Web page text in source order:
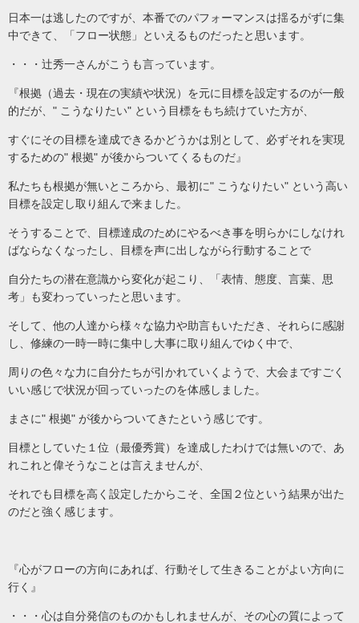
日本一は逃したのですが、本番でのパフォーマンスは揺るがずに集
中できて、「フロー状態」といえるものだったと思います。
・・・辻秀一さんがこうも言っています。
『根拠（過去・現在の実績や状況）を元に目標を設定するのが一般
的だが、" こうなりたい" という目標をもち続けていた方が、
すぐにその目標を達成できるかどうかは別として、必ずそれを実現
するための" 根拠" が後からついてくるものだ』
私たちも根拠が無いところから、最初に" こうなりたい" という高い
目標を設定し取り組んで来ました。
そうすることで、目標達成のためにやるべき事を明らかにしなけれ
ばならなくなったし、目標を声に出しながら行動することで
自分たちの潜在意識から変化が起こり、「表情、態度、言葉、思
考」も変わっていったと思います。
そして、他の人達から様々な協力や助言もいただき、それらに感謝
し、修練の一時一時に集中し大事に取り組んでゆく中で、
周りの色々な力に自分たちが引かれていくようで、大会まですごく
いい感じで状況が回っていったのを体感しました。
まさに" 根拠" が後からついてきたという感じです。
目標としていた１位（最優秀賞）を達成したわけでは無いので、あ
れこれと偉そうなことは言えませんが、
それでも目標を高く設定したからこそ、全国２位という結果が出た
のだと強く感じます。
『心がフローの方向にあれば、行動そして生きることがよい方向に
行く』
・・・心は自分発信のものかもしれませんが、その心の質によって